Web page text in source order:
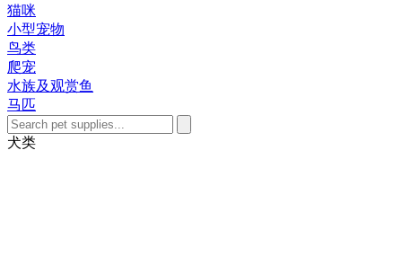
猫咪
小型宠物
鸟类
爬宠
水族及观赏鱼
马匹
犬类